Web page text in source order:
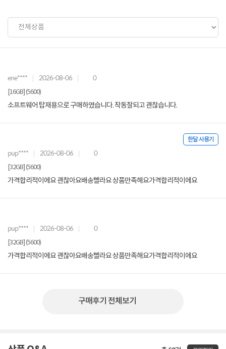
ene**** 2026-08-06 0
[16GB] (5600)
소프트웨어 탑재용으로 구매하였습니다. 작동잘되고 괜찮습니다.
한달 사용기
pup**** 2026-08-06 0
[32GB] (5600)
가격합리적이에요 괜찮아요배송빨라요 상품만족해요가격합리적이에요
pup**** 2026-08-06 0
[32GB] (5600)
가격합리적이에요 괜찮아요배송빨라요 상품만족해요가격합리적이에요
구매후기 전체보기